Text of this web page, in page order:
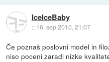
IceIceBaby
:: 16. sep 2010, 21:07
Če poznaš poslovni model in
niso poceni zaradi nizke